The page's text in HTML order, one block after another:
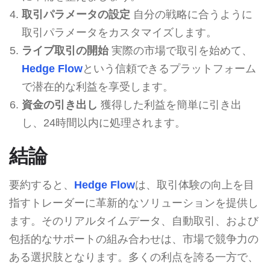
取引パラメータの設定 自分の戦略に合うように
取引パラメータをカスタマイズします。
ライブ取引の開始実際の市場で取引を始めて、
Hedge Flowという信頼できるプラットフォーム
で潜在的な利益を享受します。
資金の引き出し 獲得した利益を簡単に引き出
し、24時間以内に処理されます。
結論
要約すると、 Hedge Flowは、取引体験の向上を目
指すトレーダーに革新的なソリューションを提供し
ます。そのリアルタイムデータ、自動取引、および
包括的なサポートの組み合わせは、市場で競争力の
ある選択肢となります。多くの利点を誇る一方で、